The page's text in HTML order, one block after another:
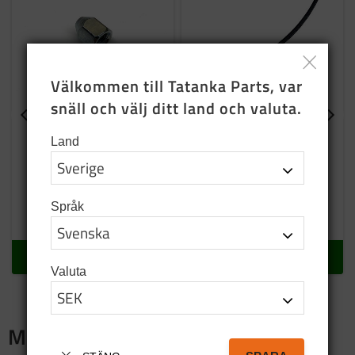
Monteras mot bromsslang
21
I lager
Merch
Välkommen till Tatanka Parts, var
snäll och välj ditt land och valuta.
Land
Språk
Valuta